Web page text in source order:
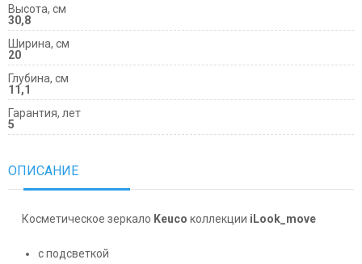
Высота, см
30,8
Ширина, см
20
Глубина, см
11,1
Гарантия, лет
5
ОПИСАНИЕ
Косметическое зеркало Keuco коллекции iLook_move
с подсветкой